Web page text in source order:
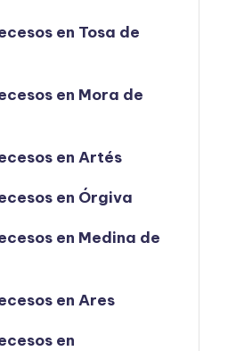
en Tosa de
en Mora de
en Artés
en Órgiva
en Medina de
en Ares
en